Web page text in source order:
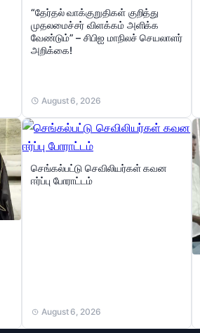
“தேர்தல் வாக்குறுதிகள் குறித்து
முதலமைச்சர் விளக்கம் அளிக்க
வேண்டும்” – சிபிஐ மாநிலச் செயலாளர்
அறிக்கை!
August 6, 2026
செங்கல்பட்டு செவிலியர்கள் கவன
ஈர்ப்பு போராட்டம்
August 6, 2026